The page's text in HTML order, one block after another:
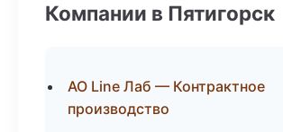
Компании в Пятигорск
АО Line Лаб — Контрактное
производство